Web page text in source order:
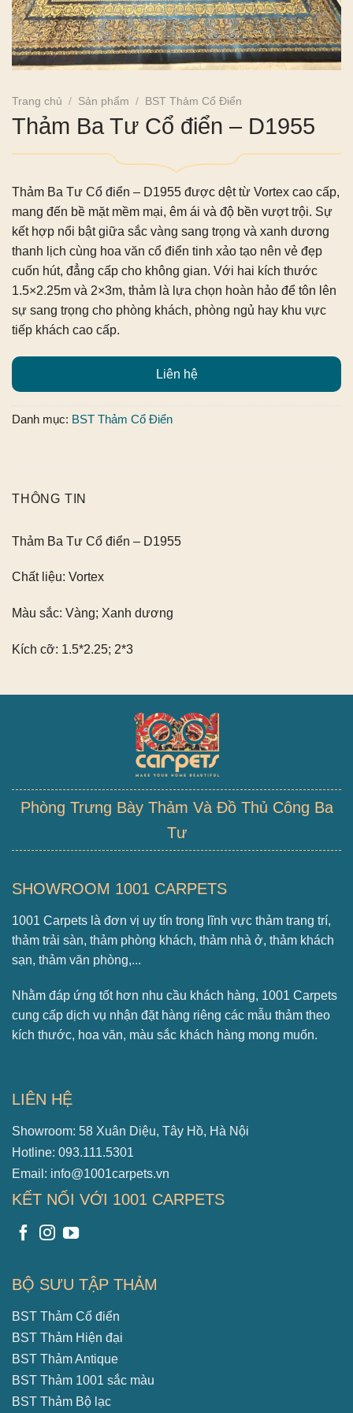
Trang chủ / Sản phẩm / BST Thảm Cổ Điển
Thảm Ba Tư Cổ điển – D1955
Thảm Ba Tư Cổ điển – D1955 được dệt từ Vortex cao cấp,
mang đến bề mặt mềm mại, êm ái và độ bền vượt trội. Sự
kết hợp nổi bật giữa sắc vàng sang trọng và xanh dương
thanh lịch cùng hoa văn cổ điển tinh xảo tạo nên vẻ đẹp
cuốn hút, đẳng cấp cho không gian. Với hai kích thước
1.5×2.25m và 2×3m, thảm là lựa chọn hoàn hảo để tôn lên
sự sang trọng cho phòng khách, phòng ngủ hay khu vực
tiếp khách cao cấp.
Liên hệ
Danh mục: BST Thảm Cổ Điển
THÔNG TIN
Thảm Ba Tư Cổ điển – D1955
Chất liệu: Vortex
Màu sắc: Vàng; Xanh dương
Kích cỡ: 1.5*2.25; 2*3
Phòng Trưng Bày Thảm Và Đồ Thủ Công Ba
Tư
SHOWROOM 1001 CARPETS
1001 Carpets là đơn vị uy tín trong lĩnh vực thảm trang trí,
thảm trải sàn, thảm phòng khách, thảm nhà ở, thảm khách
sạn, thảm văn phòng,...
Nhằm đáp ứng tốt hơn nhu cầu khách hàng, 1001 Carpets
cung cấp dịch vụ nhận đặt hàng riêng các mẫu thảm theo
kích thước, hoa văn, màu sắc khách hàng mong muốn.
LIÊN HỆ
Showroom: 58 Xuân Diệu, Tây Hồ, Hà Nội
Hotline: 093.111.5301
Email: info@1001carpets.vn
KẾT NỐI VỚI 1001 CARPETS
BỘ SƯU TẬP THẢM
BST Thảm Cổ điển
BST Thảm Hiện đại
BST Thảm Antique
BST Thảm 1001 sắc màu
BST Thảm Bộ lạc